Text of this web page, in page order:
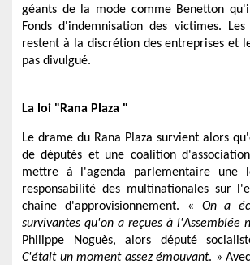
géants de la mode comme Benetton
Fonds d'indemnisation des victimes. Les
restent à la discrétion des entreprises et
pas divulgué.
La loi "Rana Plaza "
Le drame du Rana Plaza survient alors
de députés et une coalition
mettre à l'agenda parlementaire une
responsabilité des multinationales sur
chaîne d'approvisionnement. « On a
survivantes qu'on a reçues à l'Assemblée
Philippe Noguès, alors député
C'était un moment assez émouvant. »